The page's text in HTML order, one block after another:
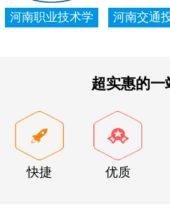
河南职业技术学
河南交通
超实惠的一
快捷 优质